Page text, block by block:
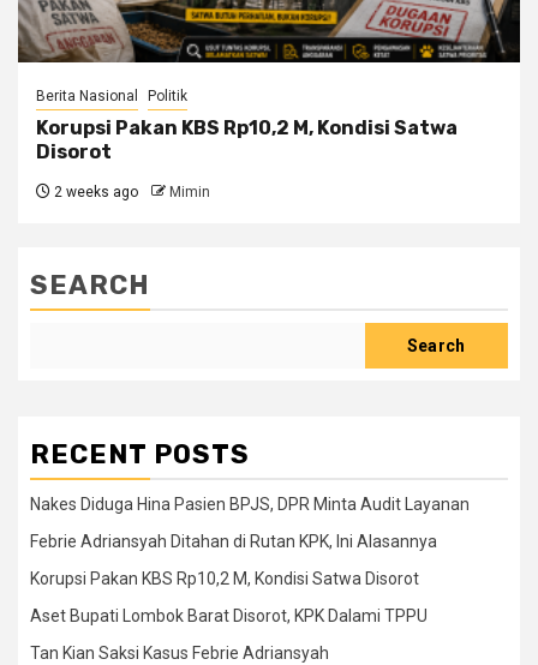
Berita Nasional Politik
Korupsi Pakan KBS Rp10,2 M, Kondisi Satwa
Disorot
2 weeks ago Mimin
SEARCH
Search
RECENT POSTS
Nakes Diduga Hina Pasien BPJS, DPR Minta Audit Layanan
Febrie Adriansyah Ditahan di Rutan KPK, Ini Alasannya
Korupsi Pakan KBS Rp10,2 M, Kondisi Satwa Disorot
Aset Bupati Lombok Barat Disorot, KPK Dalami TPPU
Tan Kian Saksi Kasus Febrie Adriansyah